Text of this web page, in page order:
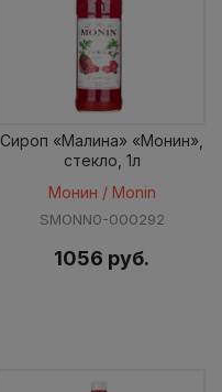
Сироп «Малина» «Монин»,
стекло, 1л
Монин / Monin
SMONN0-000292
1056 руб.